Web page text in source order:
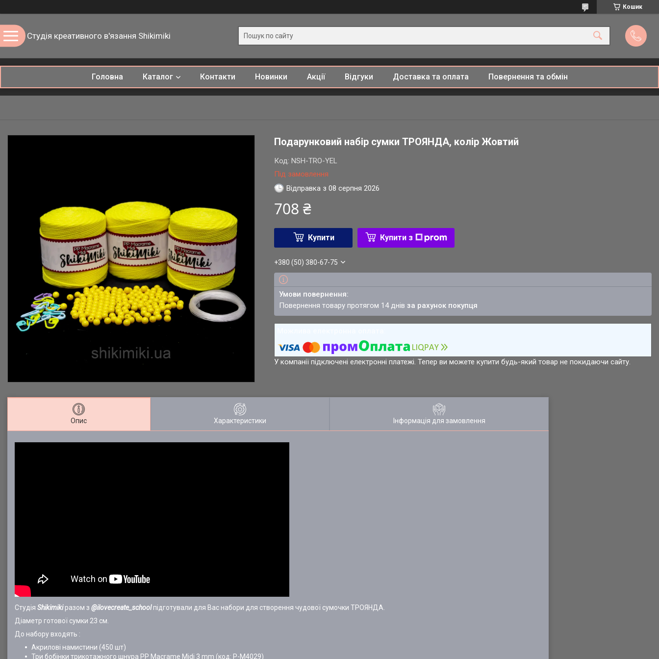
Кошик
Студія креативного в'язання Shikimiki
Головна Каталог Контакти Новинки Акції Відгуки Доставка та оплата Повернення та обмін
Подарунковий набір сумки ТРОЯНДА, колір Жовтий
Під замовлення
Код:NSH-TRO-YEL
Відправка з 08 серпня 2026
708 ₴
Купити Купити з
+380 (50) 380-67-75
повернення товару протягом 14 днівза рахунок покупця
У компанії підключені електронні платежі. Тепер ви можете купити будь-який товар не покидаючи сайту.
Опис Характеристики Інформація для замовлення
Студія Shikimiki разом з @ilovecreate_schoolпідготували для Вас набори для створення чудової сумочки ТРОЯНДА.
Діаметр готової сумки 23 см.
До набору входять :
Акрилові намистини (450 шт)
Три бобінки трикотажного шнура PP Macrame Midi 3 mm (код: P-M4029)